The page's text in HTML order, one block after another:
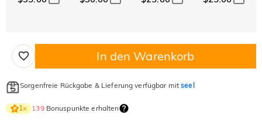
In den Warenkorb
Sorgenfreie Rückgabe & Lieferung verfügbar mitseel
1× 139Bonuspunkte erhalten